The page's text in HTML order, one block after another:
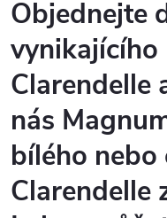
Objednejte
vynikajícího
Clarendelle
nás
bílého nebo
Clarendelle